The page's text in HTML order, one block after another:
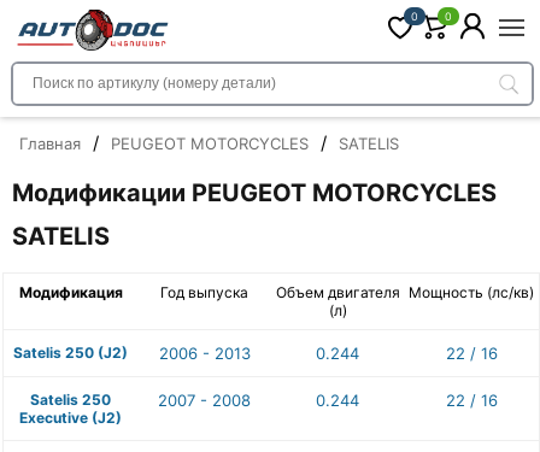
0 0
Главная / PEUGEOT MOTORCYCLES / SATELIS
Модификации PEUGEOT MOTORCYCLES
SATELIS
Модификация Год выпуска
Объем двигателя
(л)
Мощность (лс/кв)
Satelis 250 (J2) 2006 - 2013 0.244 22 / 16
Satelis 250
Executive (J2)
2007 - 2008 0.244 22 / 16